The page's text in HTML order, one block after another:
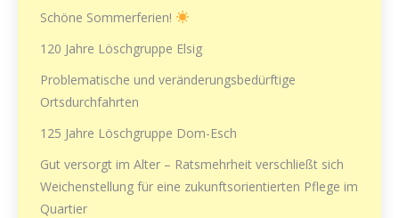
Schöne Sommerferien!
120 Jahre Löschgruppe Elsig
Problematische und veränderungsbedürftige
Ortsdurchfahrten
125 Jahre Löschgruppe Dom-Esch
Gut versorgt im Alter – Ratsmehrheit verschließt sich
Weichenstellung für eine zukunftsorientierten Pflege im
Quartier